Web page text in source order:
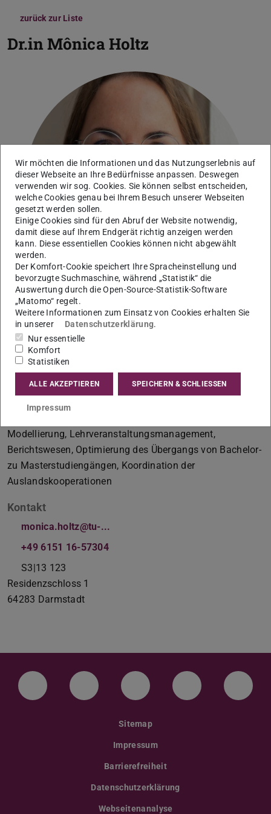
zurück zur Liste
Dr.in Mônica Holtz
Bild: Patrick Bal
Koordinatorin für Studium, Lehre und
Internationalisierung; Stellvertretende Leiterin des
Studienbüros
Arbeitsgebiet(e)
Studienkoordination, Stellvertretende Leitung des
Modellierung, Lehrveranstaltungsmanagement,
Berichtswesen, Optimierung des Übergangs von Bachelor-
zu Masterstudiengängen, Koordination der
Auslandskooperationen
Kontakt
monica.holtz@tu-...
+49 6151 16-57304
S3|13 123
Residenzschloss 1
64283 Darmstadt
LinkedIn-Seite der TU Darmstadt
Instagram-Kanal der TU
Bluesky-Kanal der TU
Facebook-
Sitemap
Impressum
Barrierefreiheit
Datenschutzerklärung
Webseitenanalyse
Wir möchten die Informationen und das Nutzungserlebnis auf
dieser Webseite an Ihre Bedürfnisse anpassen. Deswegen
verwenden wir sog. Cookies. Sie können selbst entscheiden,
welche Cookies genau bei Ihrem Besuch unserer Webseiten
gesetzt werden sollen.
Einige Cookies sind für den Abruf der Website notwendig,
damit diese auf Ihrem Endgerät richtig anzeigen werden
kann. Diese essentiellen Cookies können nicht abgewählt
werden.
Der Komfort-Cookie speichert Ihre Spracheinstellung und
bevorzugte Suchmaschine, während „Statistik“ die
Auswertung durch die Open-Source-Statistik-Software
„Matomo“ regelt.
Weitere Informationen zum Einsatz von Cookies erhalten Sie
in unserer
Datenschutzerklärung.
Nur essentielle
Komfort
Statistiken
ALLE AKZEPTIEREN SPEICHERN & SCHLIESSEN
Impressum